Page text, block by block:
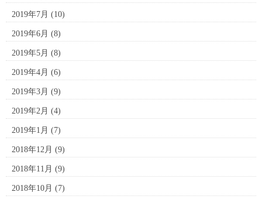
2019年7月 (10)
2019年6月 (8)
2019年5月 (8)
2019年4月 (6)
2019年3月 (9)
2019年2月 (4)
2019年1月 (7)
2018年12月 (9)
2018年11月 (9)
2018年10月 (7)